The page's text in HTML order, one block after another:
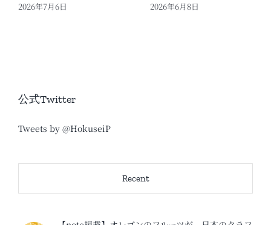
2026年7月6日 2026年6月8日
公式Twitter
Tweets by @HokuseiP
Recent